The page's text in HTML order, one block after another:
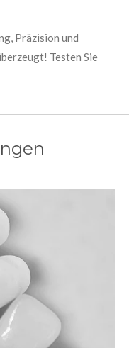
Präzision und
Testen Sie